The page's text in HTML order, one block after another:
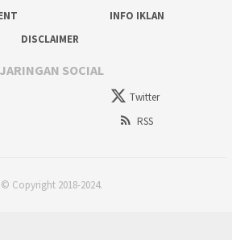
INFO IKLAN
DISCLAIMER
JARINGAN SOCIAL
Twitter
RSS
© Copyright 2018-2024.